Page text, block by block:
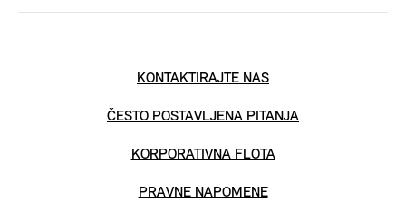
KONTAKTIRAJTE NAS
ČESTO POSTAVLJENA PITANJA
KORPORATIVNA FLOTA
PRAVNE NAPOMENE